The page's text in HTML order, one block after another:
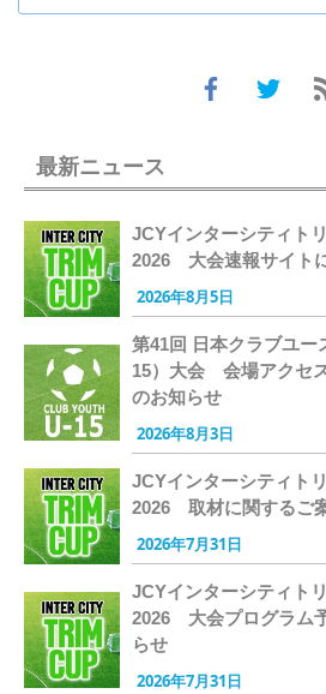
最新ニュース
JCYインターシティト
2026 大会速報サイト
2026年8月5日
第41回 日本クラブユー
15）大会 会場アクセ
のお知らせ
2026年8月3日
JCYインターシティト
2026 取材に関するご
2026年7月31日
JCYインターシティト
2026 大会プログラム
らせ
2026年7月31日